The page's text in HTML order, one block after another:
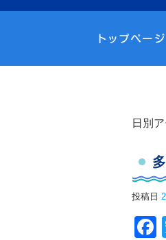
日別
投稿日